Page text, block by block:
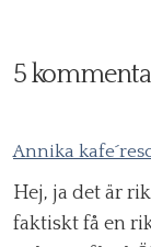
5
Annika
Hej, ja det är
faktiskt få en